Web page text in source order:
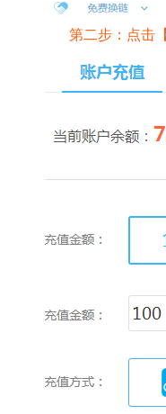
第二步：点击